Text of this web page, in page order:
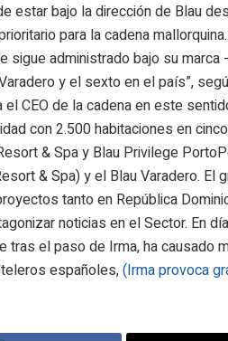
estar bajo la dirección de Blau
para la cadena
sigue administrado bajo su marca
y el sexto en el país”,
CEO de la cadena en este
con 2.500 habitaciones en
& Spa y Blau Privilege
& Spa) y el Blau Varadero.
tanto en República
noticias en el Sector. En
tras el paso de Irma, ha causado
españoles,(Irma provoca